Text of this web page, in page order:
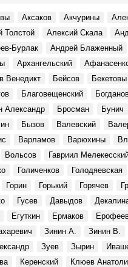
немногих, в России нет
революция в симбирских
1906
характер. 70 лет —
Скобелину
1952
или подкаблучник?
1932
2023
увидеть уникальную
2025
сын из Симбирска
«…Полную Волгу
1969
Аксаков Акчурины
Толстой
Алексий Скала
Бурлак
Андрей Блаженный
Архангельский
Венедикт
Бейсов Бекетовы
Благовещенский
Александр
Бросман Бунич
Бызов Валевский
Варламов Варюхины
Вольсов Гавриил
Голиченков Голодяевская
Горин Горький Горячев
Гусев Давыдов
Егуткин Ермаков
Зинин А. Зинин В.
Зуев Зырин
Керенский Клюев